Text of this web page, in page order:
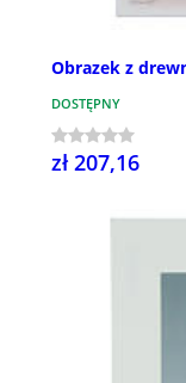
Obrazek z
DOSTĘPNY
zł 207,16